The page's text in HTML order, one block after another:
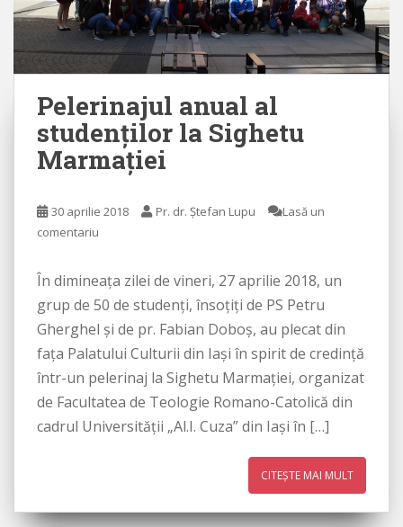
Pelerinajul anual al
studenţilor la Sighetu
Marmaţiei
30 aprilie 2018 Pr. dr. Ștefan Lupu
Lasă un
comentariu
În dimineaţa zilei de vineri, 27 aprilie 2018, un
grup de 50 de studenţi, însoţiţi de PS Petru
Gherghel şi de pr. Fabian Doboş, au plecat din
faţa Palatului Culturii din Iaşi în spirit de credinţă
într-un pelerinaj la Sighetu Marmaţiei, organizat
de Facultatea de Teologie Romano-Catolică din
cadrul Universităţii „Al.I. Cuza” din Iaşi în […]
CITEȘTE MAI MULT